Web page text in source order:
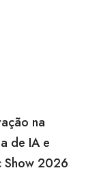
na
de IA e
Show 2026